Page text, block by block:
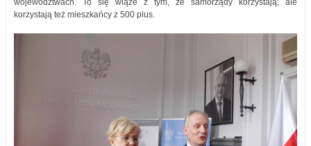
województwach. To się wiąże z tym, że samorządy korzystają; ale
korzystają też mieszkańcy z 500 plus.